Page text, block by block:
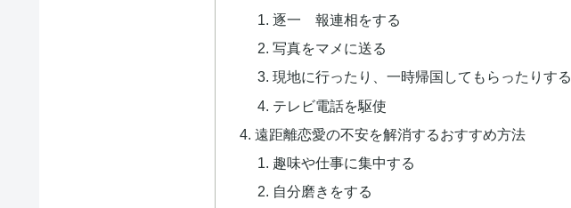
逐一 報連相をする
写真をマメに送る
現地に行ったり、一時帰国してもらったりする
テレビ電話を駆使
遠距離恋愛の不安を解消するおすすめ方法
趣味や仕事に集中する
自分磨きをする